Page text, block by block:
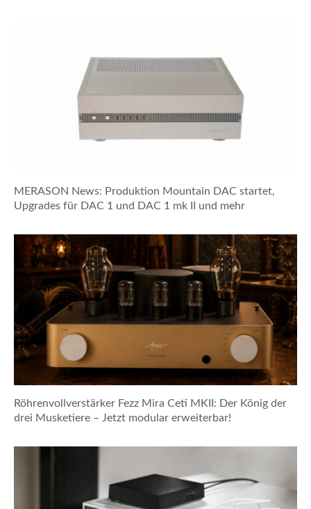
MERASON News: Produktion Mountain DAC startet,
Upgrades für DAC 1 und DAC 1 mk II und mehr
Röhrenvollverstärker Fezz Mira Ceti MKII: Der König der
drei Musketiere – Jetzt modular erweiterbar!